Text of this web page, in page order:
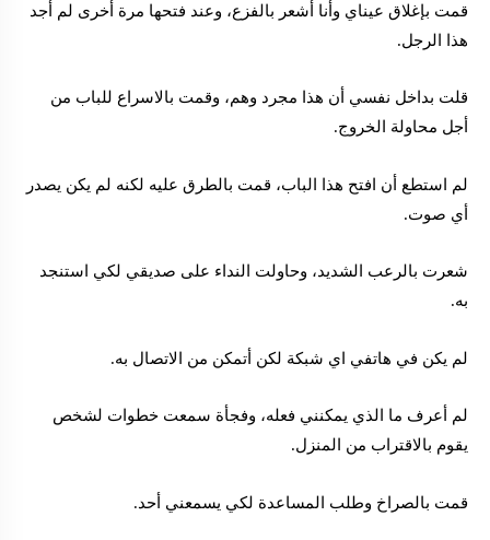
قمت بإغلاق عيناي وأنا أشعر بالفزع، وعند فتحها مرة أخرى لم أجد
هذا الرجل.
قلت بداخل نفسي أن هذا مجرد وهم، وقمت بالاسراع للباب من
أجل محاولة الخروج.
لم استطع أن افتح هذا الباب، قمت بالطرق عليه لكنه لم يكن يصدر
أي صوت.
شعرت بالرعب الشديد، وحاولت النداء على صديقي لكي استنجد
به.
لم يكن في هاتفي اي شبكة لكن أتمكن من الاتصال به.
لم أعرف ما الذي يمكنني فعله، وفجأة سمعت خطوات لشخص
يقوم بالاقتراب من المنزل.
قمت بالصراخ وطلب المساعدة لكي يسمعني أحد.